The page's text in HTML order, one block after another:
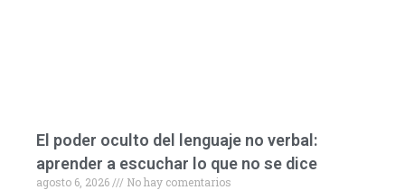
El poder oculto del lenguaje no verbal:
aprender a escuchar lo que no se dice
agosto 6, 2026
No hay comentarios